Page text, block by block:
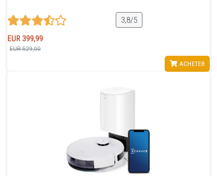
3,8/5
EUR 399,99
EUR 529,00
ACHETER